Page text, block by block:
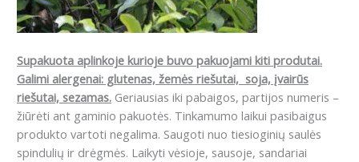
Supakuota aplinkoje kurioje buvo pakuojami kiti produtai.
Galimi alergenai: glutenas, žemės riešutai, soja, įvairūs
riešutai, sezamas. Geriausias iki pabaigos, partijos numeris –
žiūrėti ant gaminio pakuotės. Tinkamumo laikui pasibaigus
produkto vartoti negalima. Saugoti nuo tiesioginių saulės
spindulių ir drėgmės. Laikyti vėsioje, sausoje, sandariai